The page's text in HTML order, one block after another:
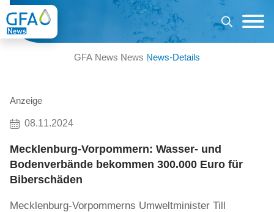
GFA News News News-Details
Anzeige
08.11.2024
Mecklenburg-Vorpommern: Wasser- und
Bodenverbände bekommen 300.000 Euro für
Biberschäden
Mecklenburg-Vorpommerns Umweltminister Till